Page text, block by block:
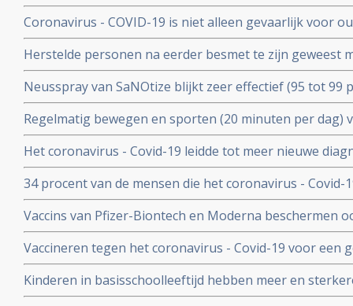
- Covid-19. Blijkt uit groot Engels bevolkingsonderzoek
Coronavirus - COVID-19 is niet alleen gevaarlijk voor
volwassenen van middelbare leeftijd blijkt uit grote
Herstelde personen na eerder besmet te zijn geweest
waren niet besmettelijk voor anderen blijkt uit
professionele basketballers en personeel.
Neusspray van SaNOtize blijkt zeer effectief (95 tot 99
met het coronavirus - Covid-19 zowel bij lichte als
Regelmatig bewegen en sporten (20 minuten per
en leidt tot minder ziekenhuisopnames en sterfte door
Het coronavirus - Covid-19 leidde tot meer nieuwe
uitzaaiingen dan gebruikelijk. Ook werden
uitgesteld en onderbroken
34 procent van de mensen die het coronavirus -
problemen en werd een neurologische of
Vaccins van Pfizer-Biontech en Moderna beschermen
coronavirus aan anderen. Wie is gevaccineerd blijkt
anderen over te dragen
Vaccineren tegen het coronavirus - Covid-19 voor een
patienten en kan duizenden sterfgevallen
studie.
Kinderen in basisschoolleeftijd hebben meer en
besmet te zijn geweest met het coronavirus - Covid-19